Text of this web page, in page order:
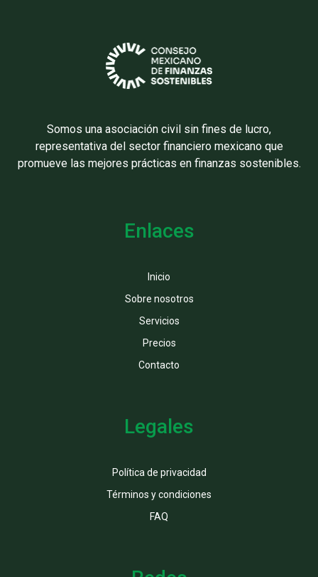
Somos una asociación civil sin fines de lucro,
representativa del sector financiero mexicano que
promueve las mejores prácticas en finanzas sostenibles.
Enlaces
Inicio
Sobre nosotros
Servicios
Precios
Contacto
Legales
Política de privacidad
Términos y condiciones
FAQ